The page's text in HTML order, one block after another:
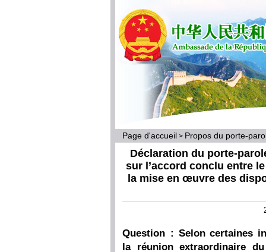
Page d'accueil > Propos du porte-
Déclaration du porte-
sur l’accord conclu entre
la mise en œuvre des
Question : Selon certaines
la réunion extraordinaire